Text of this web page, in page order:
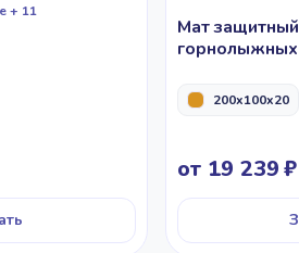
+ 11
Мат
200x100x20
от 19 239